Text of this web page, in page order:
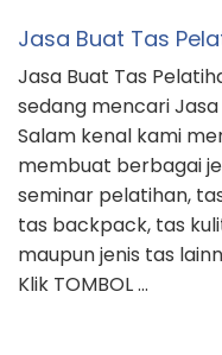
Jasa Buat Tas
Jasa Buat Tas
sedang mencari
Salam kenal kami
membuat berbagai
seminar pelatihan,
tas backpack, tas
maupun jenis tas
Klik TOMBOL …